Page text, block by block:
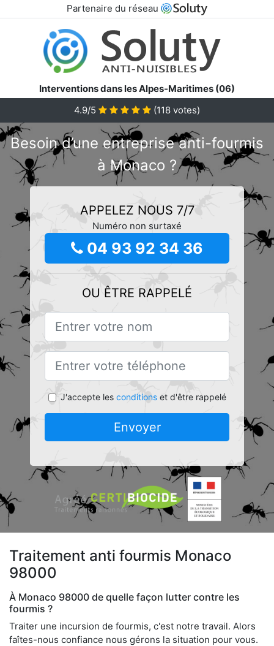
Partenaire du réseau
Interventions dans les Alpes-Maritimes (06)
4.9/5
(118 votes)
Besoin d’une entreprise anti-fourmis
à Monaco ?
APPELEZ NOUS 7/7
Numéro non surtaxé
04 93 92 34 36
OU ÊTRE RAPPELÉ
J'accepte les conditionset d'être rappelé
Envoyer
Traitement anti fourmis Monaco
98000
À Monaco 98000 de quelle façon lutter contre les
fourmis ?
Traiter une incursion de fourmis, c'est notre travail. Alors
faîtes-nous confiance nous gérons la situation pour vous.